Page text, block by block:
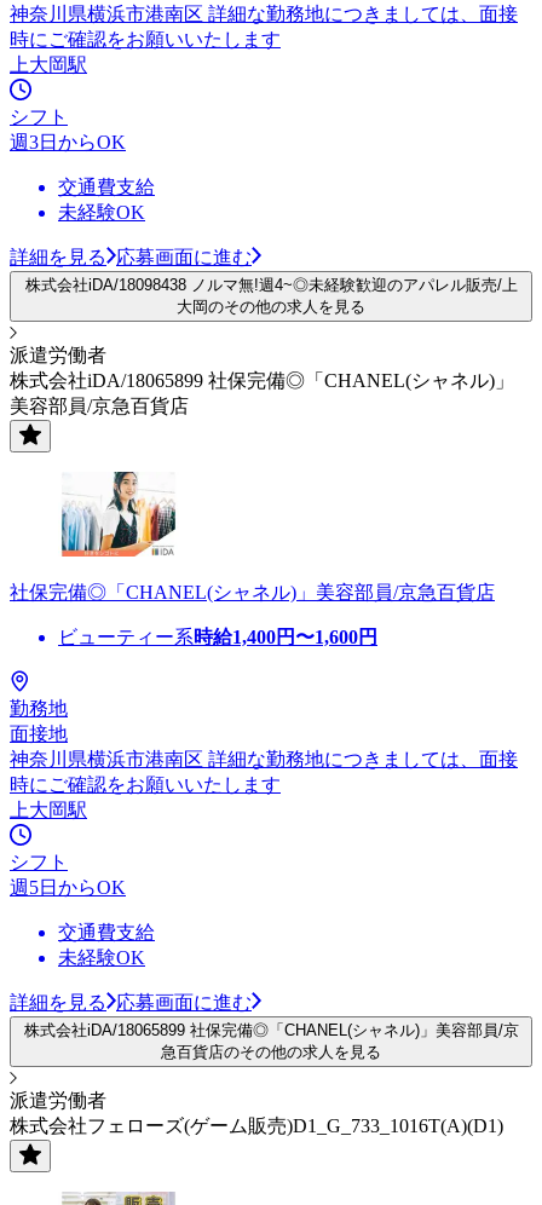
神奈川県横浜市港南区 詳細な勤務地につきましては、面接
時にご確認をお願いいたします
上大岡駅
シフト
週3日からOK
交通費支給
未経験OK
詳細を見る 応募画面に進む
株式会社iDA/18098438 ノルマ無!週4~◎未経験歓迎のアパレル販売/上
大岡のその他の求人を見る
派遣労働者
株式会社iDA/18065899 社保完備◎「CHANEL(シャネル)」
美容部員/京急百貨店
社保完備◎「CHANEL(シャネル)」美容部員/京急百貨店
ビューティー系時給1,400円〜1,600円
勤務地
面接地
神奈川県横浜市港南区 詳細な勤務地につきましては、面接
時にご確認をお願いいたします
上大岡駅
シフト
週5日からOK
交通費支給
未経験OK
詳細を見る 応募画面に進む
株式会社iDA/18065899 社保完備◎「CHANEL(シャネル)」美容部員/京
急百貨店のその他の求人を見る
派遣労働者
株式会社フェローズ(ゲーム販売)D1_G_733_1016T(A)(D1)